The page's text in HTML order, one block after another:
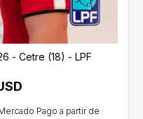
- Cetre (18) - LPF